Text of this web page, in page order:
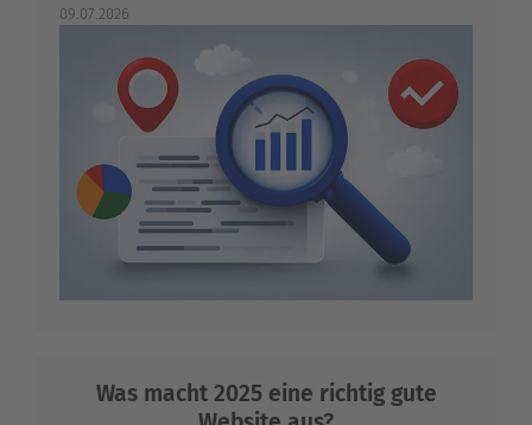
09.07.2026
Was macht 2025 eine richtig gute